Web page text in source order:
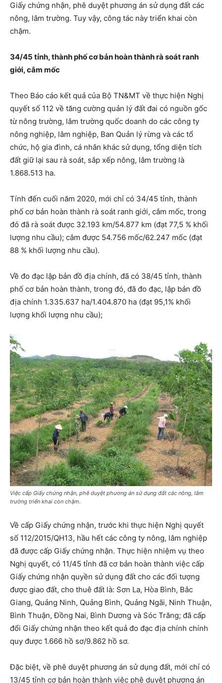
Giấy chứng nhận, phê duyệt phương án sử dụng đất các
nông, lâm trường. Tuy vậy, công tác này triển khai còn
chậm.
34/45 tỉnh, thành phố cơ bản hoàn thành rà soát ranh
giới, cắm mốc
Theo Báo cáo kết quả của Bộ TN&MT về thực hiện Nghị
quyết số 112 về tăng cường quản lý đất đai có nguồn gốc
từ nông trường, lâm trường quốc doanh do các công ty
nông nghiệp, lâm nghiệp, Ban Quản lý rừng và các tổ
chức, hộ gia đình, cá nhân khác sử dụng, tổng diện tích
đất giữ lại sau rà soát, sắp xếp nông, lâm trường là
1.868.513 ha.
Tính đến cuối năm 2020, mới chỉ có 34/45 tỉnh, thành
phố cơ bản hoàn thành rà soát ranh giới, cắm mốc, trong
đó đã rà soát được 32.193 km/54.877 km (đạt 77,5 % khối
lượng nhu cầu); cắm được 54.756 mốc/62.247 mốc (đạt
88 % khối lượng nhu cầu).
Về đo đạc lập bản đồ địa chính, đã có 38/45 tỉnh, thành
phố cơ bản hoàn thành, trong đó, đã đo đạc, lập bản đồ
địa chính 1.335.637 ha/1.404.870 ha (đạt 95,1% khối
lượng khối lượng nhu cầu);
Việc cấp Giấy chứng nhận, phê duyệt phương án sử dụng đất các nông, lâm
trường triển khai còn chậm.
Về cấp Giấy chứng nhận, trước khi thực hiện Nghị quyết
số 112/2015/QH13, hầu hết các công ty nông, lâm nghiệp
đã được cấp Giấy chứng nhận. Thực hiện nhiệm vụ theo
Nghị quyết, có 11/45 tỉnh đã cơ bản hoàn thành việc cấp
Giấy chứng nhận quyền sử dụng đất cho các đối tượng
được giao đất, cho thuê đất là: Sơn La, Hòa Bình, Bắc
Giang, Quảng Ninh, Quảng Bình, Quảng Ngãi, Ninh Thuận,
Bình Thuận, Đồng Nai, Bình Dương và Sóc Trăng; đã cấp
đổi Giấy chứng nhận theo kết quả đo đạc địa chính chính
quy được 1.666 hồ sơ/9.862 hồ sơ.
Đặc biệt, về phê duyệt phương án sử dụng đất, mới chỉ có
13/45 tỉnh cơ bản hoàn thành việc phê duyệt phương án